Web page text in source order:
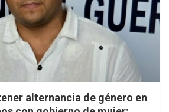
alternancia de género en